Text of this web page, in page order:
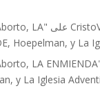
على LA
Hoepelman, y La
LA ENMIENDA
y La Iglesia